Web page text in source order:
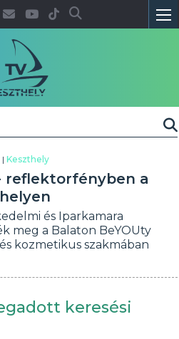
|Keszthely
reflektorfényben a
és Iparkamara
meg a Balaton BeYOUty
kozmetikus szakmában
keresési